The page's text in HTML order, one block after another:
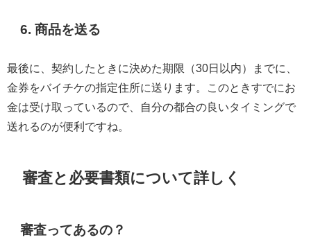
6. 商品を送る
最後に、契約したときに決めた期限（30日以内）までに、
金券をバイチケの指定住所に送ります。このときすでにお
金は受け取っているので、自分の都合の良いタイミングで
送れるのが便利ですね。
審査と必要書類について詳しく
審査ってあるの？